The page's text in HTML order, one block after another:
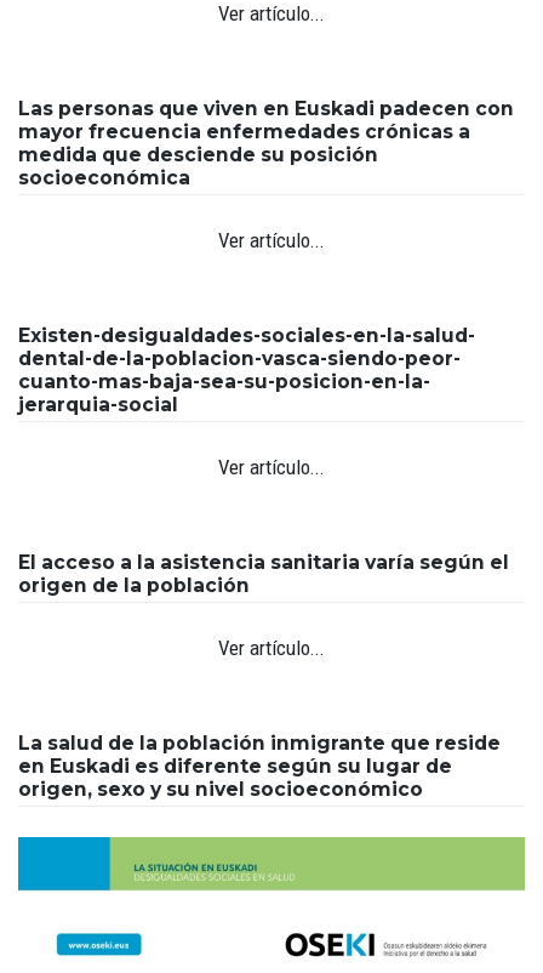
Ver artículo...
Las personas que viven en Euskadi padecen con
mayor frecuencia enfermedades crónicas a
medida que desciende su posición
socioeconómica
Ver artículo...
Existen-desigualdades-sociales-en-la-salud-
dental-de-la-poblacion-vasca-siendo-peor-
cuanto-mas-baja-sea-su-posicion-en-la-
jerarquia-social
Ver artículo...
El acceso a la asistencia sanitaria varía según el
origen de la población
Ver artículo...
La salud de la población inmigrante que reside
en Euskadi es diferente según su lugar de
origen, sexo y su nivel socioeconómico